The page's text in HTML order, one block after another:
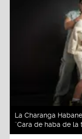
La Charanga
¨Cara de haba de la